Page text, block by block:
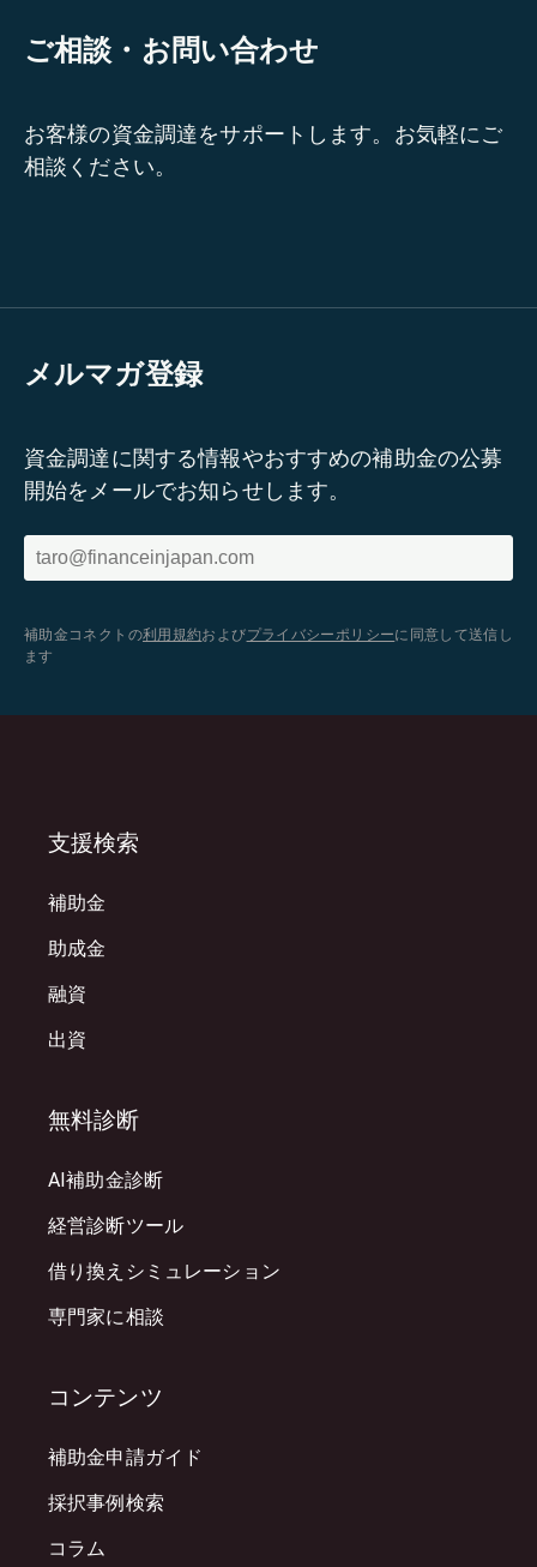
ご相談・お問い合わせ
お客様の資金調達をサポートします。お気軽にご
相談ください。
メルマガ登録
資金調達に関する情報やおすすめの補助金の公募
開始をメールでお知らせします。
補助金コネクトの利用規約およびプライバシーポリシーに同意して送信し
ます
支援検索
補助金
助成金
融資
出資
無料診断
AI補助金診断
経営診断ツール
借り換えシミュレーション
専門家に相談
コンテンツ
補助金申請ガイド
採択事例検索
コラム